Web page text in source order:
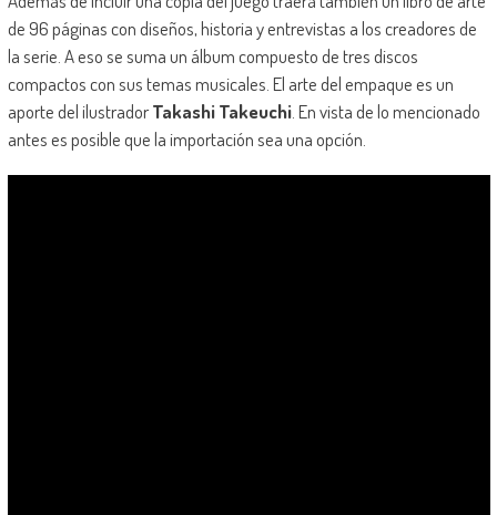
de 96 páginas con diseños, historia y entrevistas a los creadores de
la serie. A eso se suma un álbum compuesto de tres discos
compactos con sus temas musicales. El arte del empaque es un
aporte del ilustradorTakashi Takeuchi. En vista de lo mencionado
antes es posible que la importación sea una opción.